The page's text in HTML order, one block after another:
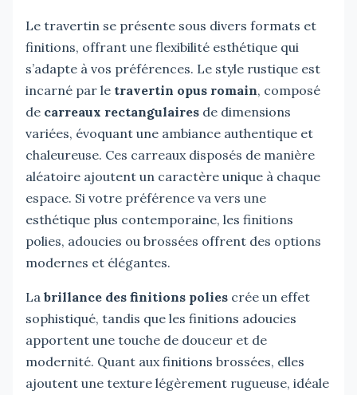
Le travertin se présente sous divers formats et
finitions, offrant une flexibilité esthétique qui
s’adapte à vos préférences. Le style rustique est
incarné par le travertin opus romain, composé
de carreaux rectangulaires de dimensions
variées, évoquant une ambiance authentique et
chaleureuse. Ces carreaux disposés de manière
aléatoire ajoutent un caractère unique à chaque
espace. Si votre préférence va vers une
esthétique plus contemporaine, les finitions
polies, adoucies ou brossées offrent des options
modernes et élégantes.
La brillance des finitions polies crée un effet
sophistiqué, tandis que les finitions adoucies
apportent une touche de douceur et de
modernité. Quant aux finitions brossées, elles
ajoutent une texture légèrement rugueuse, idéale